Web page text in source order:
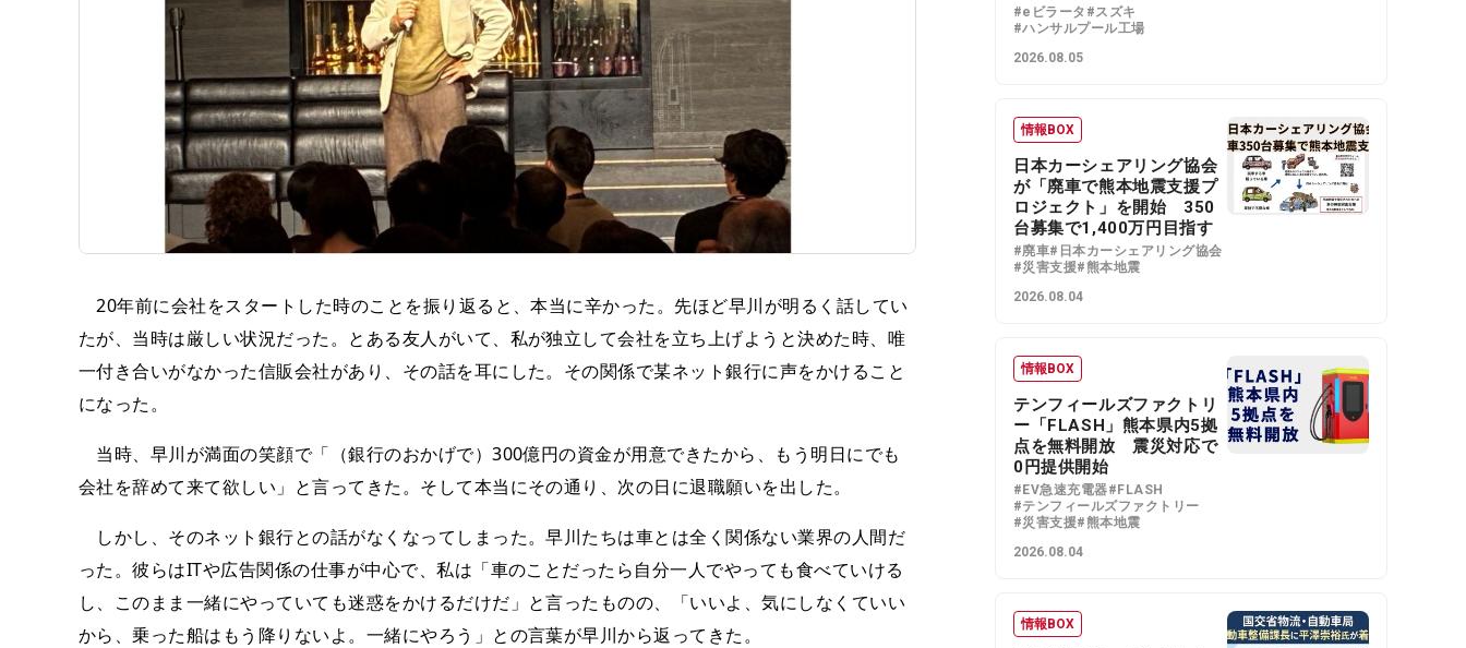
20年前に会社をスタートした時のことを振り返ると、本当に辛かった。先ほど早川が明るく話してい
たが、当時は厳しい状況だった。とある友人がいて、私が独立して会社を立ち上げようと決めた時、唯
一付き合いがなかった信販会社があり、その話を耳にした。その関係で某ネット銀行に声をかけること
になった。
当時、早川が満面の笑顔で「（銀行のおかげで）300億円の資金が用意できたから、もう明日にでも
会社を辞めて来て欲しい」と言ってきた。そして本当にその通り、次の日に退職願いを出した。
しかし、そのネット銀行との話がなくなってしまった。早川たちは車とは全く関係ない業界の人間だ
った。彼らはITや広告関係の仕事が中心で、私は「車のことだったら自分一人でやっても食べていける
し、このまま一緒にやっていても迷惑をかけるだけだ」と言ったものの、「いいよ、気にしなくていい
から、乗った船はもう降りないよ。一緒にやろう」との言葉が早川から返ってきた。
#eビラータ #スズキ
#ハンサルプール工場
2026.08.05
情報BOX
日本カーシェアリング協会
が「廃車で熊本地震支援プ
ロジェクト」を開始 350
台募集で1,400万円目指す
#廃車#日本カーシェアリング協会
#災害支援#熊本地震
2026.08.04
情報BOX
テンフィールズファクトリ
ー「FLASH」熊本県内5拠
点を無料開放 震災対応で
0円提供開始
#EV急速充電器#FLASH
#テンフィールズファクトリー
#災害支援#熊本地震
2026.08.04
情報BOX